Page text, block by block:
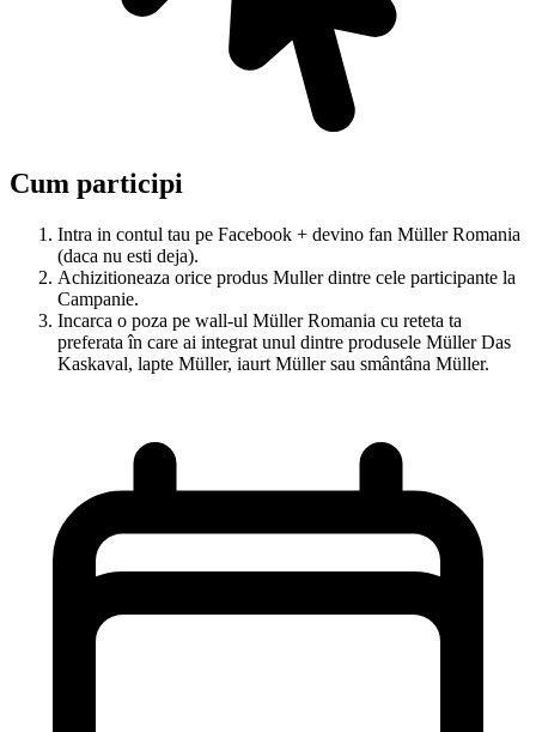
Cum participi
Intra in contul tau pe Facebook + devino fan Müller Romania
(daca nu esti deja).
Achizitioneaza orice produs Muller dintre cele participante la
Campanie.
Incarca o poza pe wall-ul Müller Romania cu reteta ta
preferata în care ai integrat unul dintre produsele Müller Das
Kaskaval, lapte Müller, iaurt Müller sau smântâna Müller.